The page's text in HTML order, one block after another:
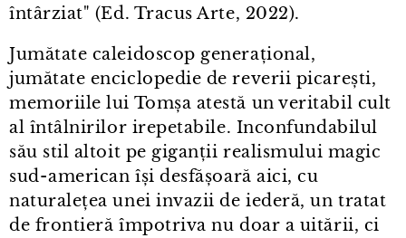
întârziat" (Ed. Tracus Arte, 2022).
Jumătate caleidoscop generațional,
jumătate enciclopedie de reverii picarești,
memoriile lui Tomșa atestă un veritabil cult
al întâlnirilor irepetabile. Inconfundabilul
său stil altoit pe giganții realismului magic
sud⁠-⁠american își desfășoară aici, cu
naturalețea unei invazii de iederă, un tratat
de frontieră împotriva nu doar a uitării, ci